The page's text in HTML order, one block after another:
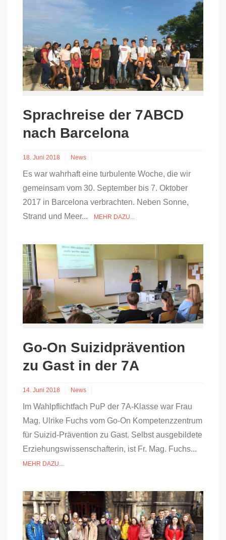
Sprachreise der 7ABCD
nach Barcelona
18. Juni 2018 News
Es war wahrhaft eine turbulente Woche, die wir
gemeinsam vom 30. September bis 7. Oktober
2017 in Barcelona verbrachten. Neben Sonne,
Strand und Meer...
MEHR DAZU...
Go-On Suizidprävention
zu Gast in der 7A
14. Juni 2018 News
Im Wahlpflichtfach PuP der 7A-Klasse war Frau
Mag. Ulrike Fuchs vom Go-On Kompetenzzentrum
für Suizid-Prävention zu Gast. Selbst ausgebildete
Erziehungswissenschafterin, ist Fr. Mag. Fuchs...
MEHR DAZU...